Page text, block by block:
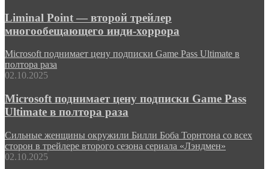
Liminal Point — второй трейлер
многообещающего инди-хоррора
Microsoft поднимает цену подписки Game Pass Ultimate в
полтора раза
02.10.2025
Microsoft поднимает цену подписки Game Pass
Ultimate в полтора раза
Сильные женщины окружили Билли Боба Торнтона со всех
сторон в трейлере второго сезона сериала «Лэндмен»
02.10.2025